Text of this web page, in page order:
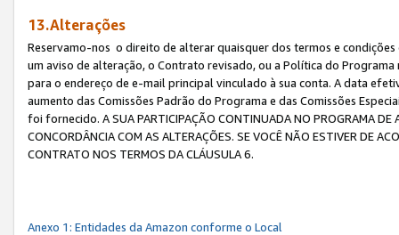
13.Alterações
Reservamo-nos o direito de alterar quaisquer dos termos e
um aviso de alteração, o Contrato revisado, ou a Política do
para o endereço de e-mail principal vinculado à sua conta. A data
aumento das Comissões Padrão do Programa e das Comissões
foi fornecido. A SUA PARTICIPAÇÃO CONTINUADA NO PROGRAMA DE
CONCORDÂNCIA COM AS ALTERAÇÕES. SE VOCÊ NÃO ESTIVER DE
CONTRATO NOS TERMOS DA CLÁUSULA 6.
Anexo 1: Entidades da Amazon conforme o Local